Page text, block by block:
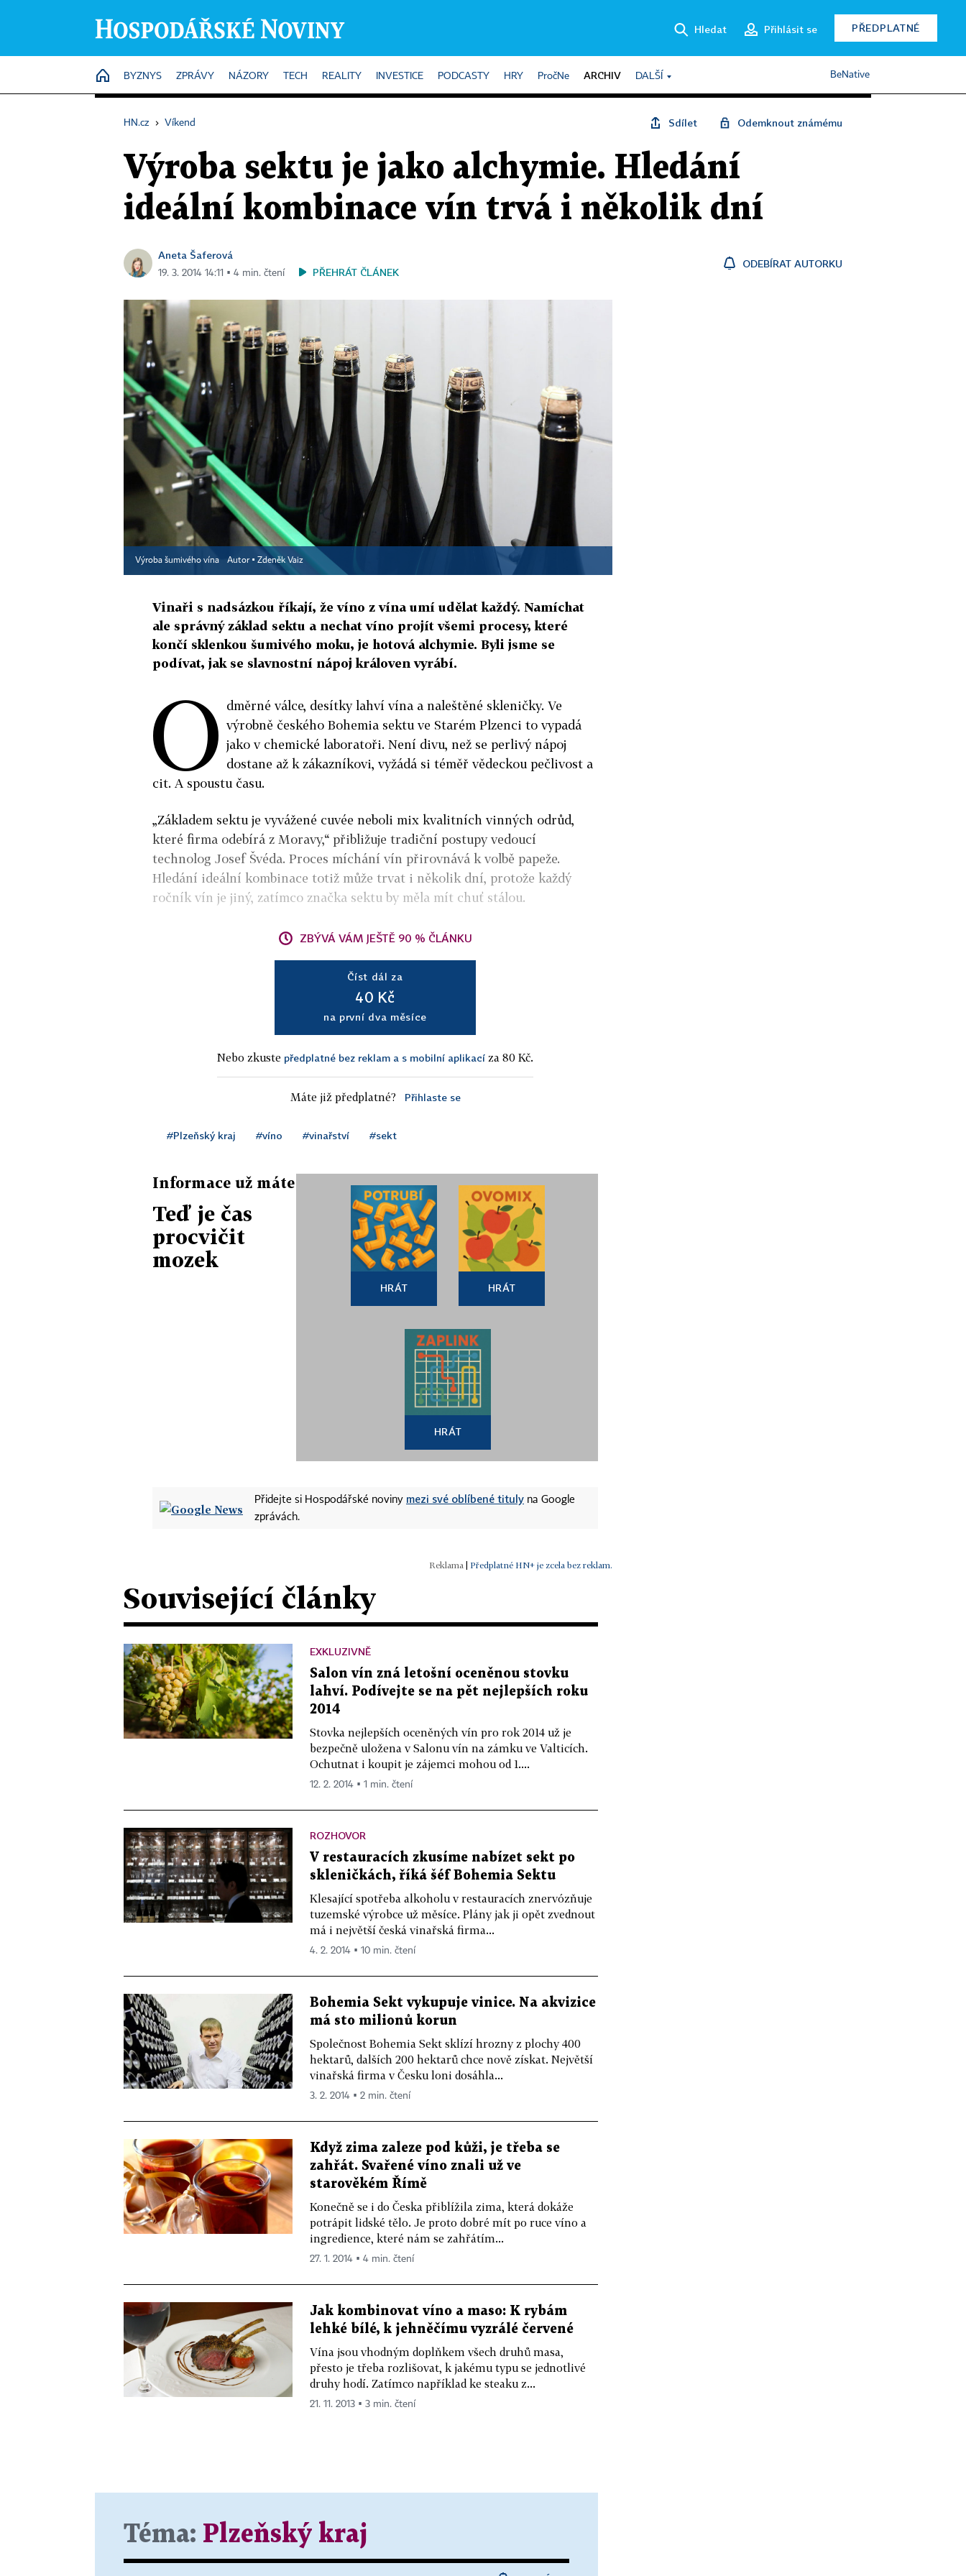
Hledat Přihlásit se PŘEDPLATNÉ
HOME
BYZNYS ZPRÁVY NÁZORY TECH REALITY INVESTICE PODCASTY HRY PročNe ARCHIV DALŠÍ BeNative
HN.cz › Víkend Sdílet Odemknout známému
Výroba sektu je jako alchymie. Hledání
ideální kombinace vín trvá i několik dní
Aneta Šaferová
19. 3. 2014 14:11 ▪ 4 min. čtení PŘEHRÁT ČLÁNEK
ODEBÍRAT AUTORKU
Výroba šumivého vína Autor ▪ Zdeněk Vaiz
Vinaři s nadsázkou říkají, že víno z vína umí udělat každý. Namíchat
ale správný základ sektu a nechat víno projít všemi procesy, které
končí sklenkou šumivého moku, je hotová alchymie. Byli jsme se
podívat, jak se slavnostní nápoj královen vyrábí.
O dměrné válce, desítky lahví vína a naleštěné skleničky. Ve
výrobně českého Bohemia sektu ve Starém Plzenci to vypadá
jako v chemické laboratoři. Není divu, než se perlivý nápoj
dostane až k zákazníkovi, vyžádá si téměř vědeckou pečlivost a
cit. A spoustu času.
„Základem sektu je vyvážené cuvée neboli mix kvalitních vinných odrůd,
které firma odebírá z Moravy,“ přibližuje tradiční postupy vedoucí
technolog Josef Švéda. Proces míchání vín přirovnává k volbě papeže.
Hledání ideální kombinace totiž může trvat i několik dní, protože každý
ročník vín je jiný, zatímco značka sektu by měla mít chuť stálou.
ZBÝVÁ VÁM JEŠTĚ 90 % ČLÁNKU
Číst dál za
40 Kč
na první dva měsíce
Nebo zkuste předplatné bez reklam a s mobilní aplikací za 80 Kč.
Máte již předplatné? Přihlaste se
#Plzeňský kraj #víno #vinařství #sekt
Informace už máte
Teď je čas
procvičit
mozek
HRÁT HRÁT
HRÁT
Přidejte si Hospodářské noviny mezi své oblíbené tituly na Google
zprávách.
| Předplatné HN+ je zcela bez reklam.
Související články
EXKLUZIVNĚ
Salon vín zná letošní oceněnou stovku
lahví. Podívejte se na pět nejlepších roku
2014
Stovka nejlepších oceněných vín pro rok 2014 už je
bezpečně uložena v Salonu vín na zámku ve Valticích.
Ochutnat i koupit je zájemci mohou od 1....
12. 2. 2014 ▪ 1 min. čtení
ROZHOVOR
V restauracích zkusíme nabízet sekt po
skleničkách, říká šéf Bohemia Sektu
Klesající spotřeba alkoholu v restauracích znervózňuje
tuzemské výrobce už měsíce. Plány jak ji opět zvednout
má i největší česká vinařská firma...
4. 2. 2014 ▪ 10 min. čtení
Bohemia Sekt vykupuje vinice. Na akvizice
má sto milionů korun
Společnost Bohemia Sekt sklízí hrozny z plochy 400
hektarů, dalších 200 hektarů chce nově získat. Největší
vinařská firma v Česku loni dosáhla...
3. 2. 2014 ▪ 2 min. čtení
Když zima zaleze pod kůži, je třeba se
zahřát. Svařené víno znali už ve
starověkém Římě
Konečně se i do Česka přiblížila zima, která dokáže
potrápit lidské tělo. Je proto dobré mít po ruce víno a
ingredience, které nám se zahřátím...
27. 1. 2014 ▪ 4 min. čtení
Jak kombinovat víno a maso: K rybám
lehké bílé, k jehněčímu vyzrálé červené
Vína jsou vhodným doplňkem všech druhů masa,
přesto je třeba rozlišovat, k jakému typu se jednotlivé
druhy hodí. Zatímco například ke steaku z...
21. 11. 2013 ▪ 3 min. čtení
Téma: Plzeňský kraj